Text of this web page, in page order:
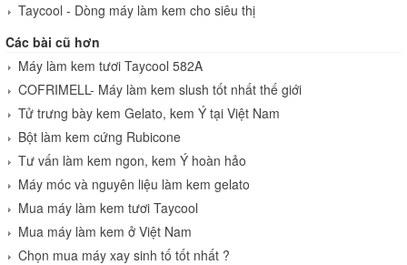
Taycool - Dòng máy làm kem cho siêu thị
Các bài cũ hơn
Máy làm kem tươi Taycool 582A
COFRIMELL- Máy làm kem slush tốt nhất thế giới
Tử trưng bày kem Gelato, kem Ý tại Việt Nam
Bột làm kem cứng Rubicone
Tư vấn làm kem ngon, kem Ý hoàn hảo
Máy móc và nguyên liệu làm kem gelato
Mua máy làm kem tươi Taycool
Mua máy làm kem ở Việt Nam
Chọn mua máy xay sinh tố tốt nhất ?